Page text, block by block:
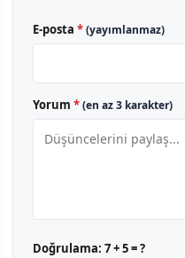
E-posta *(yayımlanmaz)
Yorum *(en az 3 karakter)
Doğrulama: 7 + 5 = ?